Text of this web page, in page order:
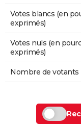
Votes blancs (en
exprimés)
Votes nuls (en
exprimés)
Nombre de votants